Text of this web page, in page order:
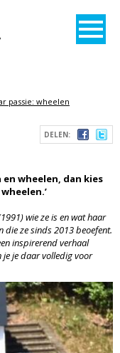
passie: wheelen
DELEN:
wheelen, dan kies
wie ze is en wat haar
ze sinds 2013 beoefent.
inspirerend verhaal
je je daar volledig voor